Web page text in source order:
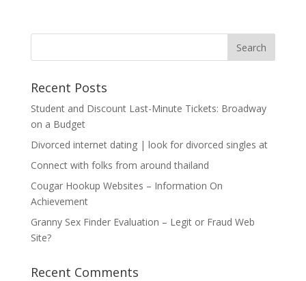
Recent Posts
Student and Discount Last-Minute Tickets: Broadway
on a Budget
Divorced internet dating | look for divorced singles at
Connect with folks from around thailand
Cougar Hookup Websites – Information On
Achievement
Granny Sex Finder Evaluation – Legit or Fraud Web
Site?
Recent Comments